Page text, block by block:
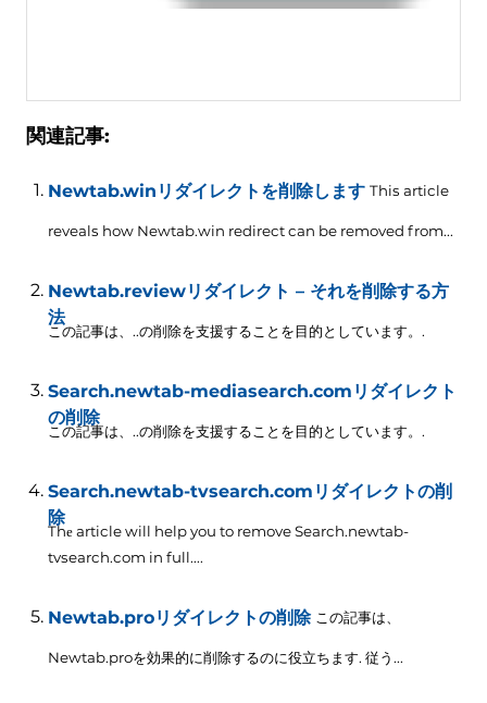
関連記事:
Newtab.winリダイレクトを削除します This article
reveals how Newtab.win redirect can be removed from...
Newtab.reviewリダイレクト – それを削除する方
法
この記事は、..の削除を支援することを目的としています。.
Search.newtab-mediasearch.comリダイレクト
の削除
この記事は、..の削除を支援することを目的としています。.
Search.newtab-tvsearch.comリダイレクトの削
除
Thе article will help you to remove Search.newtab-
tvsearch.com in full....
Newtab.proリダイレクトの削除 この記事は、
Newtab.proを効果的に削除するのに役立ちます. 従う...